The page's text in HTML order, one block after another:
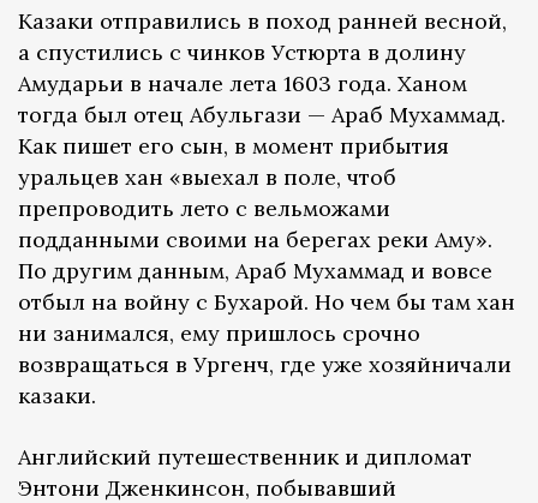
Казаки отправились в поход ранней весной,
а спустились с чинков Устюрта в долину
Амударьи в начале лета 1603 года. Ханом
тогда был отец Абульгази — Араб Мухаммад.
Как пишет его сын, в момент прибытия
уральцев хан «выехал в поле, чтоб
препроводить лето с вельможами
подданными своими на берегах реки Аму».
По другим данным, Араб Мухаммад и вовсе
отбыл на войну с Бухарой. Но чем бы там хан
ни занимался, ему пришлось срочно
возвращаться в Ургенч, где уже хозяйничали
казаки.
Английский путешественник и дипломат
Энтони Дженкинсон, побывавший